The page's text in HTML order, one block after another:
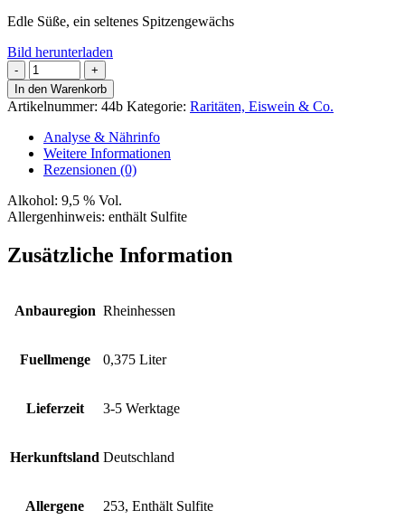
Edle Süße, ein seltenes Spitzengewächs
Bild herunterladen
Silvaner
Trockenbeerenauslese
Menge
In den Warenkorb
Artikelnummer: 44b Kategorie: Raritäten, Eiswein & Co.
Analyse & Nährinfo
Weitere Informationen
Rezensionen (0)
Alkohol: 9,5 % Vol.
Allergenhinweis: enthält Sulfite
Zusätzliche Information
Anbauregion Rheinhessen
Fuellmenge 0,375 Liter
Lieferzeit 3-5 Werktage
Herkunftsland Deutschland
Allergene 253, Enthält Sulfite